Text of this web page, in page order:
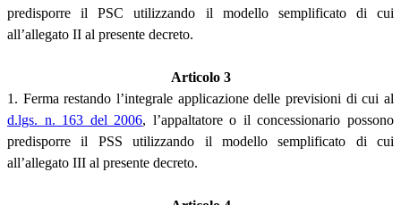
predisporre il PSC utilizzando il modello semplificato di cui
all’allegato II al presente decreto.
Articolo 3
1. Ferma restando l’integrale applicazione delle previsioni di cui al
d.lgs. n. 163 del 2006, l’appaltatore o il concessionario possono
predisporre il PSS utilizzando il modello semplificato di cui
all’allegato III al presente decreto.